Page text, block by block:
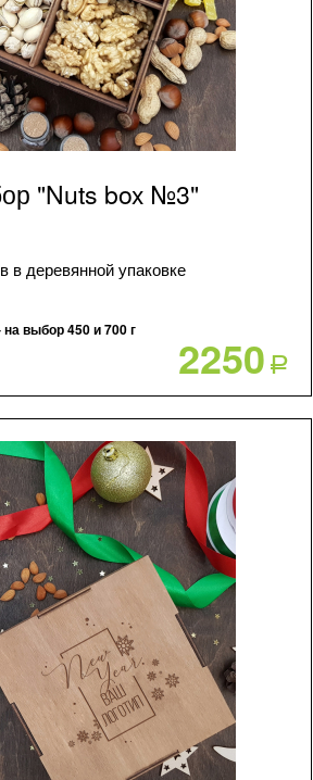
"Nuts box №3"
в деревянной упаковке
выбор 450 и 700 г 2250Р